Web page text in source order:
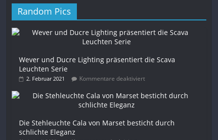
Random Pics
Wever und Ducre Lighting präsentiert die Scava
Leuchten Serie
2. Februar 2021 Kommentare deaktiviert
Die Stehleuchte Cala von Marset besticht durch
schlichte Eleganz